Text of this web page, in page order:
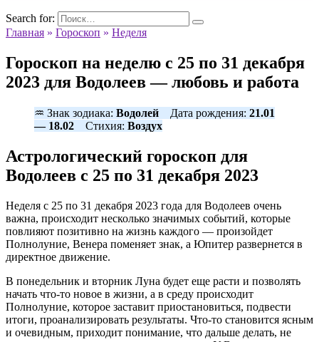
Search for:
Главная » Гороскоп » Неделя
Гороскоп на неделю с 25 по 31 декабря
2023 для Водолеев — любовь и работа
♒ Знак зодиака: Водолей Дата рождения: 21.01
— 18.02 Стихия: Воздух
Астрологический гороскоп для
Водолеев с 25 по 31 декабря 2023
Неделя с 25 по 31 декабря 2023 года для Водолеев очень
важна, происходит несколько значимых событий, которые
повлияют позитивно на жизнь каждого — произойдет
Полнолуние, Венера поменяет знак, а Юпитер развернется в
директное движение.
В понедельник и вторник Луна будет еще расти и позволять
начать что-то новое в жизни, а в среду происходит
Полнолуние, которое заставит приостановиться, подвести
итоги, проанализировать результаты. Что-то становится ясным
и очевидным, приходит понимание, что дальше делать, не